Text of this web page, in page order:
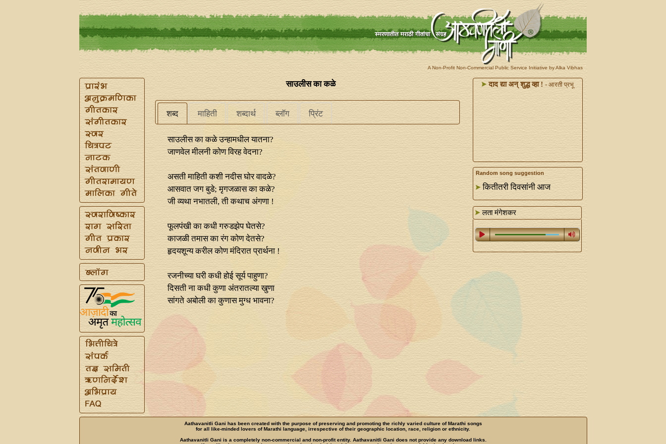
A Non-Profit Non-Commercial Public Service Initiative by Alka Vibhas
साउलीस का कळे
शब्द माहिती शब्दार्थ ब्लॉग प्रिंट
साउलीस का कळे उन्हामधील यातना?
जाणवेल मीलनी कोण विरह वेदना?
असती माहिती कशी नदीस घोर वादळे?
आसवात जग बुडे; मृगजळास का कळे?
जी व्यथा नभातली, ती कथाच अंगणा !
फूलपंखी का कधी गरुडझेप घेतसे?
काजळी तमास का रंग कोण देतसे?
हृदयशून्य करील कोण मंदिरात प्रार्थना !
रजनीच्या घरी कधी होई सूर्य पाहुणा?
दिसती ना कधी कुणा अंतरातल्या खुणा
सांगते अबोली का कुणास मुग्ध भावना?
दाद द्या अन्‌ शुद्ध व्हा ! - आरती प्रभू
Random song suggestion
कितीतरी दिवसांनी आज
लता मंगेशकर
Aathavanitli Gani has been created with the purpose of preserving and promoting the richly varied culture of Marathi songs
for all like-minded lovers of Marathi language, irrespective of their geographic location, race, religion or ethnicity.
Aathavanitli Gani is a completely non-commercial and non-profit entity. Aathavanitli Gani does not provide any download links.